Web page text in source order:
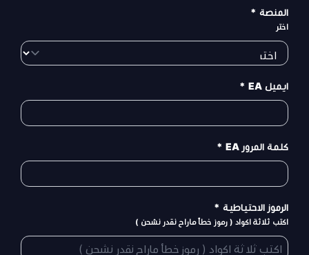
المنصة *
اختر
ايميل EA *
كلمة المرور EA *
الرموز الاحتياطية *
اكتب ثلاثة اكواد ( رموز خطأ ماراح نقدر نشحن )